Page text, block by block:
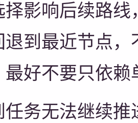
择影响后续路
退到最近节点
最好不要只依赖
任务无法继续